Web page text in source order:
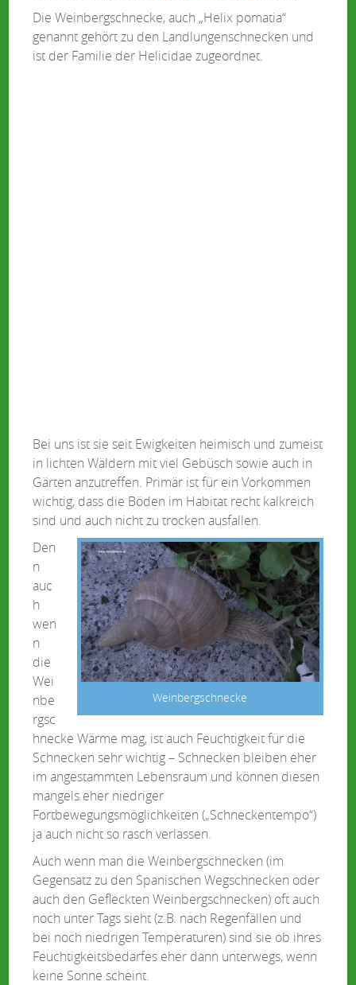
Die Weinbergschnecke, auch „Helix pomatia“
genannt gehört zu den Landlungenschnecken und
ist der Familie der Helicidae zugeordnet.
Bei uns ist sie seit Ewigkeiten heimisch und zumeist
in lichten Wäldern mit viel Gebüsch sowie auch in
Gärten anzutreffen. Primär ist für ein Vorkommen
wichtig, dass die Böden im Habitat recht kalkreich
sind und auch nicht zu trocken ausfallen.
Weinbergschnecke
Den
n
auc
h
wen
n
die
Wei
nbe
rgsc
hnecke Wärme mag, ist auch Feuchtigkeit für die
Schnecken sehr wichtig – Schnecken bleiben eher
im angestammten Lebensraum und können diesen
mangels eher niedriger
Fortbewegungsmöglichkeiten („Schneckentempo“)
ja auch nicht so rasch verlassen.
Auch wenn man die Weinbergschnecken (im
Gegensatz zu den Spanischen Wegschnecken oder
auch den Gefleckten Weinbergschnecken) oft auch
noch unter Tags sieht (z.B. nach Regenfällen und
bei noch niedrigen Temperaturen) sind sie ob ihres
Feuchtigkeitsbedarfes eher dann unterwegs, wenn
keine Sonne scheint.